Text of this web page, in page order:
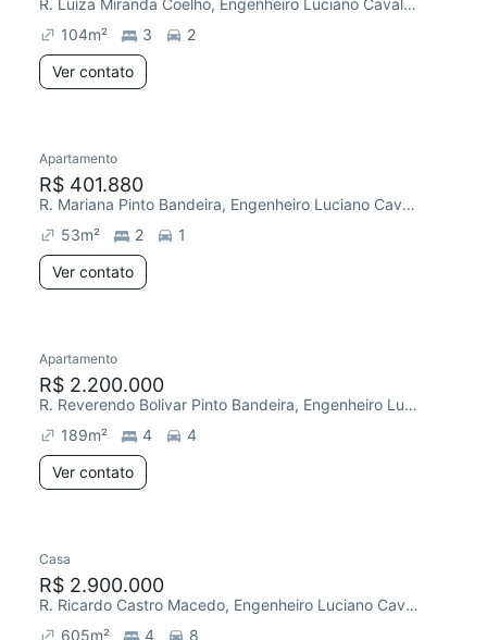
R. Luiza Miranda Coelho, Engenheiro Luciano Cavalcante
104m² 3
2
Ver contato
Apartamento
R$ 401.880
R. Mariana Pinto Bandeira, Engenheiro Luciano Cavalcante
53m² 2
1
Ver contato
Apartamento
R$ 2.200.000
R. Reverendo Bolivar Pinto Bandeira, Engenheiro Luciano Cavalcante
189m² 4
4
Ver contato
Casa
R$ 2.900.000
R. Ricardo Castro Macedo, Engenheiro Luciano Cavalcante
605m² 4 8